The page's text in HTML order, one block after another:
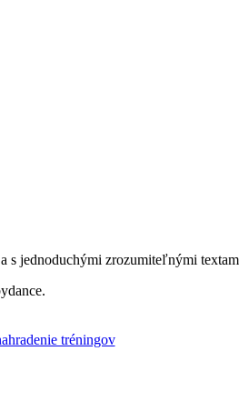
s jednoduchými zrozumiteľnými
tréningov